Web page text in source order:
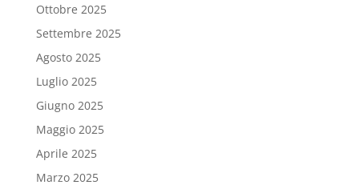
Ottobre 2025
Settembre 2025
Agosto 2025
Luglio 2025
Giugno 2025
Maggio 2025
Aprile 2025
Marzo 2025